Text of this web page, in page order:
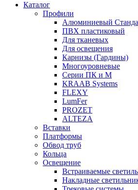
Каталог
Профили
Алюминиевый
ПВХ пластиковый
Для тканевых
Для освещения
Карнизы (Гардины)
Многоуровневые
Серии ПК и М
KRAAB Systems
FLEXY
LumFer
PROZET
ALTEZA
Вставки
Платформы
Обвод труб
Кольца
Освещение
Встраиваемые
Накладные